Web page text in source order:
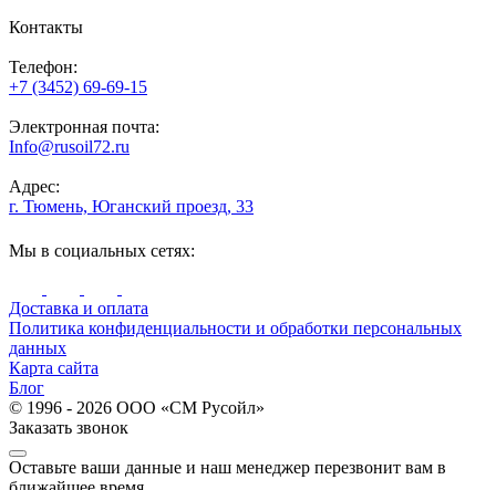
Контакты
Телефон:
+7 (3452) 69-69-15
Электронная почта:
Info@rusoil72.ru
Адрес:
г. Тюмень, Юганский проезд, 33
Мы в социальных сетях:
Доставка и оплата
Политика конфиденциальности и обработки персональных
данных
Карта сайта
Блог
© 1996 - 2026 ООО «СМ Русойл»
Заказать звонок
Оставьте ваши данные и наш менеджер перезвонит вам в